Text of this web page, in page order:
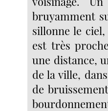
bruyamment
sillonne le
est très
une distance,
de la ville,
de